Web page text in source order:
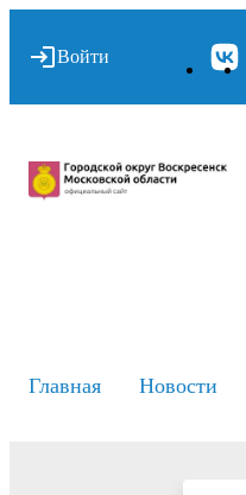
Войти
Главная Новости